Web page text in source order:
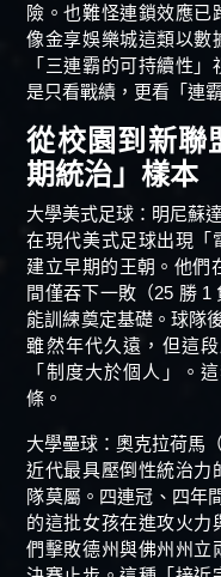
險。也難怪連鎖效應已
像金享娛樂城這類以數
「三連霸的可持續性
是只看戰績，更看「連
從校園到新聯
期統治」樣本
大學美式足球：明尼蘇
在現代美式足球出現「
建立早期的王朝。他們
間僅吞下一敗（25 勝
能訓練奠定基礎。球隊
雖然年代久遠，但這
「制度大於個人」。
條。
大學壘球：奧克拉荷馬（
近代最具壓倒性統治力
隊莫屬。四連冠、四年
的這批女孩在進攻火力
們擊敗德州與佛州州立